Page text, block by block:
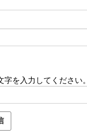
字を入力してください。